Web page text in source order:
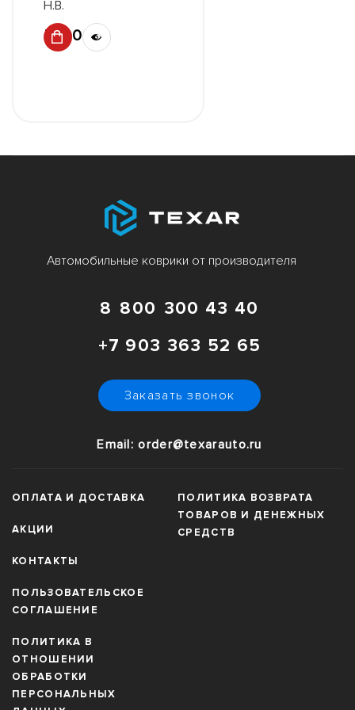
Н.В.
5890 ₽
Автомобильные коврики от производителя
8 800 300 43 40
+7 903 363 52 65
Заказать звонок
Email: order@texarauto.ru
ОПЛАТА И ДОСТАВКА
АКЦИИ
КОНТАКТЫ
ПОЛЬЗОВАТЕЛЬСКОЕ
СОГЛАШЕНИЕ
ПОЛИТИКА В
ОТНОШЕНИИ
ОБРАБОТКИ
ПЕРСОНАЛЬНЫХ
ПОЛИТИКА ВОЗВРАТА
ТОВАРОВ И ДЕНЕЖНЫХ
СРЕДСТВ